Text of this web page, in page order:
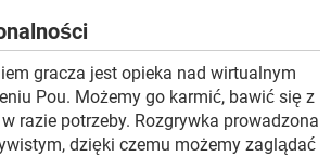
gracza jest opieka nad wirtualnym
Pou. Możemy go karmić, bawić się z
razie potrzeby. Rozgrywka prowadzona
dzięki czemu możemy zaglądać